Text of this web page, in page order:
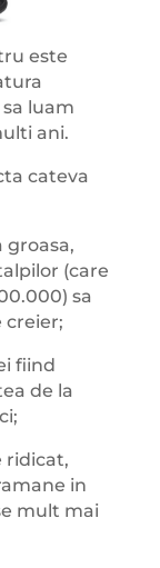
este
luam
ani.
cateva
(care
sa
creier;
fiind
de la
ridicat,
in
mult mai